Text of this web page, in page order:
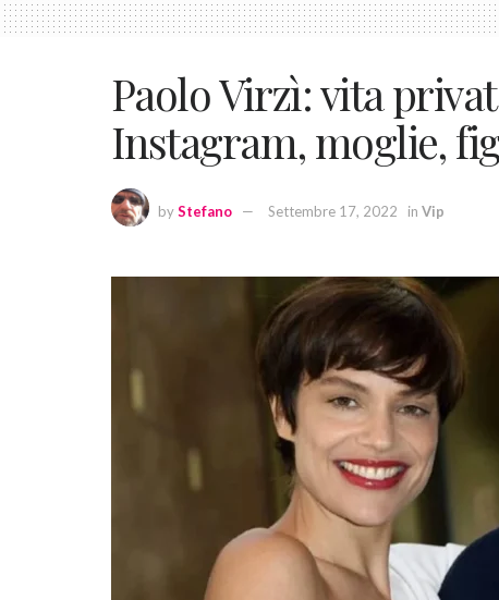
Paolo Virzì: vita
Instagram, moglie,
byStefano Settembre 17, 2022 in Vip